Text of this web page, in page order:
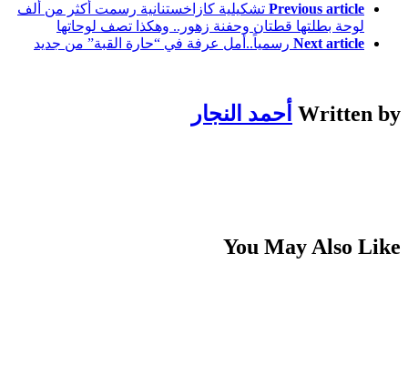
Previous article تشكيلية كازاخستنانية رسمت أكثر من ألف
لوحة بطلتها قطتان وحفنة زهور.. وهكذا تصف لوحاتها
Next article رسمياً..أمل عرفة في “حارة القبة” من جديد
Written by أحمد النجار
You May Also Like